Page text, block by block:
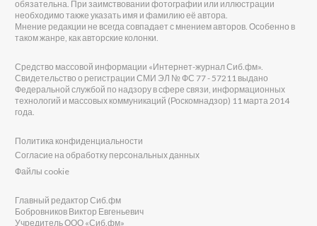
обязательна. При заимствовании фотографии или иллюстрации
необходимо также указать имя и фамилию её автора.
Мнение редакции не всегда совпадает с мнением авторов. Особенно в
таком жанре, как авторские колонки.
Средство массовой информации «Интернет-журнал Сиб.фм».
Свидетельство о регистрации СМИ ЭЛ № ФС 77 - 57211 выдано
Федеральной службой по надзору в сфере связи, информационных
технологий и массовых коммуникаций (Роскомнадзор) 11 марта 2014
года.
Политика конфиденциальности
Согласие на обработку персональных данных
Файлы cookie
Главный редактор Сиб.фм
Бобровников Виктор Евгеньевич
Учредитель ООО «Сиб.фм»